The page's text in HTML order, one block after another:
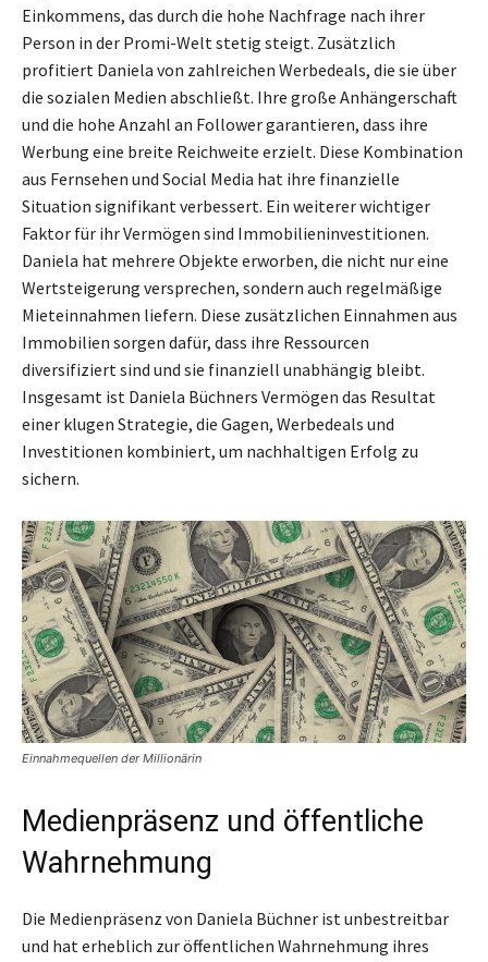
Einkommens, das durch die hohe Nachfrage nach ihrer
Person in der Promi-Welt stetig steigt. Zusätzlich
profitiert Daniela von zahlreichen Werbedeals, die sie über
die sozialen Medien abschließt. Ihre große Anhängerschaft
und die hohe Anzahl an Follower garantieren, dass ihre
Werbung eine breite Reichweite erzielt. Diese Kombination
aus Fernsehen und Social Media hat ihre finanzielle
Situation signifikant verbessert. Ein weiterer wichtiger
Faktor für ihr Vermögen sind Immobilieninvestitionen.
Daniela hat mehrere Objekte erworben, die nicht nur eine
Wertsteigerung versprechen, sondern auch regelmäßige
Mieteinnahmen liefern. Diese zusätzlichen Einnahmen aus
Immobilien sorgen dafür, dass ihre Ressourcen
diversifiziert sind und sie finanziell unabhängig bleibt.
Insgesamt ist Daniela Büchners Vermögen das Resultat
einer klugen Strategie, die Gagen, Werbedeals und
Investitionen kombiniert, um nachhaltigen Erfolg zu
sichern.
Einnahmequellen der Millionärin
Medienpräsenz und öffentliche
Wahrnehmung
Die Medienpräsenz von Daniela Büchner ist unbestreitbar
und hat erheblich zur öffentlichen Wahrnehmung ihres